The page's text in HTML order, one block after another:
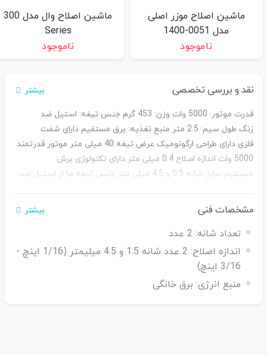
ماشین اصلاح موزر اصلی
مدل 0051-1400
ناموجود
ماشین اصلاح وال مدل 300
Series
ناموجود
نقد و بررسی تخصصی بیشتر
قدرت موتور: 5000 وات وزن: 453 گرم
جنس تیغه: استیل ضد
زنگ طول سیم: 2.5 متر منبع تغذیه: برق مستقیم دارای شفت
فلزی دارای طراحی ارگونومیک عرض تیغه 40 میلی متر
موتور قدرتمند
5000 وات
اندازه اصلاح 0.4 میلی متر
دارای تکنولوژی برش
مستقیم سایز شانه 0.5 و 4.5 میلی متر
جنس تیغه ها از استیل ضد
تیغه، برس تمیز کننده، روغن، دفترچه راهنما
مشخصات فنی بیشتر
تعداد شانه: 2 عدد
اندازه اصلاح:
2 عدد شانه 1.5 و 4.5 میلیمتر (1/16 اینچ -
3/16 اینچ)
منبع انرژی: برق خانگی